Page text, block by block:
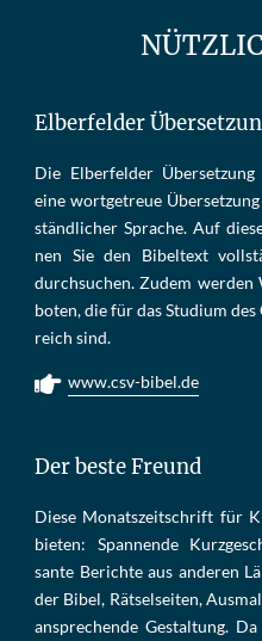
Elberfelder
Die Elber­fel­der
eine wort­ge­treue
ständ­li­cher Spra­che. Auf
nen Sie den Bi­bel­text
durch­su­chen. Zu­dem wer­den
bo­ten, die für das Stu­di­um
reich sind.
www.csv-bibel.de
Der beste Freund
Die­se Mo­nats­zeit­schrift für
bie­ten: Span­nen­de
san­te Be­rich­te aus an­de­ren
der Bi­bel, Rät­sel­sei­ten,
an­sprech­ende Ge­stal­tung. Da